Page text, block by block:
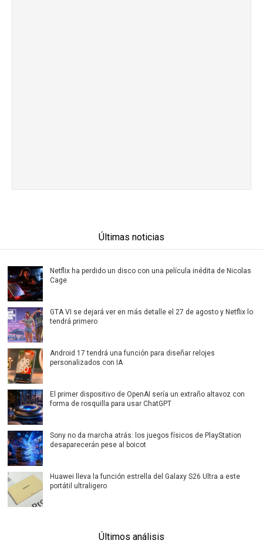
Últimas noticias
Netflix ha perdido un disco con una película inédita de Nicolas
Cage
GTA VI se dejará ver en más detalle el 27 de agosto y Netflix lo
tendrá primero
Android 17 tendrá una función para diseñar relojes
personalizados con IA
El primer dispositivo de OpenAI sería un extraño altavoz con
forma de rosquilla para usar ChatGPT
Sony no da marcha atrás: los juegos físicos de PlayStation
desaparecerán pese al boicot
Huawei lleva la función estrella del Galaxy S26 Ultra a este
portátil ultraligero
Últimos análisis